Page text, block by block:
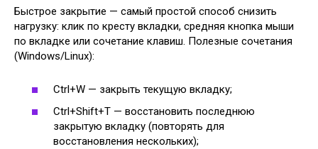
Быстрое закрытие — самый простой способ снизить
нагрузку: клик по кресту вкладки, средняя кнопка мыши
по вкладке или сочетание клавиш. Полезные сочетания
(Windows/Linux):
Ctrl+W — закрыть текущую вкладку;
Ctrl+Shift+T — восстановить последнюю
закрытую вкладку (повторять для
восстановления нескольких);